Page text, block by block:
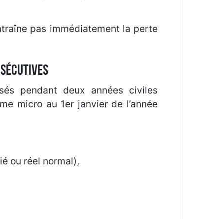
pas immédiatement la perte
pendant deux années civiles
micro au 1er janvier de l’année
ou réel normal),